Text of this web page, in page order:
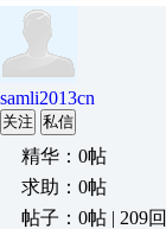
samli2013cn
关注 私信
精华：0帖
求助：0帖
帖子：0帖 | 209回